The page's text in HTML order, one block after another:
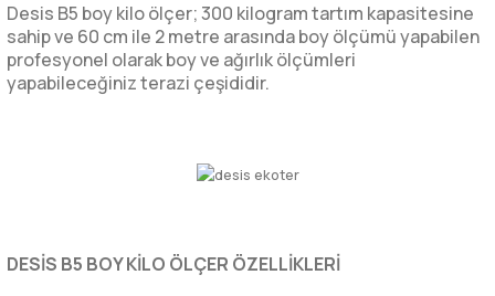
Desis B5 boy kilo ölçer; 300 kilogram tartım kapasitesine
sahip ve 60 cm ile 2 metre arasında boy ölçümü yapabilen
profesyonel olarak boy ve ağırlık ölçümleri
yapabileceğiniz terazi çeşididir.
DESİS B5 BOY KİLO ÖLÇER ÖZELLİKLERİ